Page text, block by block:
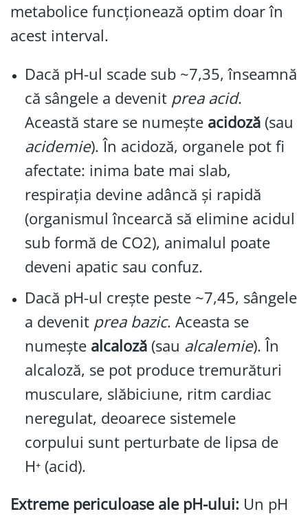
metabolice funcționează optim doar în
acest interval.
Dacă pH-ul scade sub ~7,35, înseamnă
că sângele a devenit prea acid.
Această stare se numește acidoză(sau
acidemie). În acidoză, organele pot fi
afectate: inima bate mai slab,
respirația devine adâncă și rapidă
(organismul încearcă să elimine acidul
sub formă de CO2), animalul poate
deveni apatic sau confuz.
Dacă pH-ul crește peste ~7,45, sângele
a devenit prea bazic. Aceasta se
numește alcaloză(sau alcalemie). În
alcaloză, se pot produce tremurături
musculare, slăbiciune, ritm cardiac
neregulat, deoarece sistemele
corpului sunt perturbate de lipsa de
H⁺ (acid).
Extreme periculoase ale pH-ului: Un pH